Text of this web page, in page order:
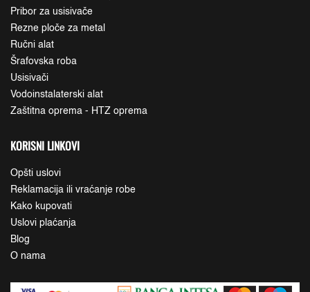
Pribor za usisivače
Rezne ploče za metal
Ručni alat
Šrafovska roba
Usisivači
Vodoinstalaterski alat
Zaštitna oprema - HTZ oprema
KORISNI LINKOVI
Opšti uslovi
Reklamacija ili vraćanje robe
Kako kupovati
Uslovi plaćanja
Blog
O nama